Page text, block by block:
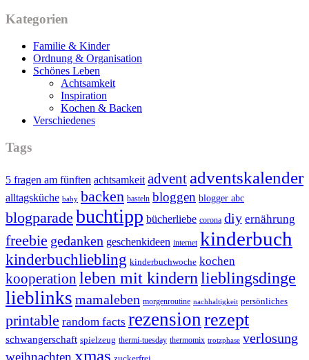
Kategorien
Familie & Kinder
Ordnung & Organisation
Schönes Leben
Achtsamkeit
Inspiration
Kochen & Backen
Verschiedenes
Tags
5 fragen am fünften achtsamkeit advent adventskalender
alltagsküche baby backen basteln bloggen blogger abc
blogparade buchtipp bücherliebe corona diy ernährung
freebie gedanken geschenkideen internet kinderbuch
kinderbuchliebling kinderbuchwoche kochen
kooperation leben mit kindernlieblingsdinge
lieblinks mamaleben morgenroutine nachhaltigkeit persönliches
printable random facts rezensionrezept
schwangerschaft spielzeug thermi-tuesday thermomix trotzphase verlosung
xmas